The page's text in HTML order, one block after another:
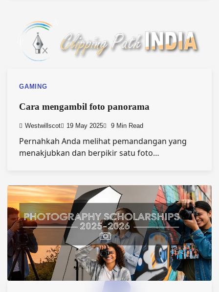
GAMING
Cara mengambil foto panorama
Westwillscot 19 May 2025 9 Min Read
Pernahkah Anda melihat pemandangan yang
menakjubkan dan berpikir satu foto…